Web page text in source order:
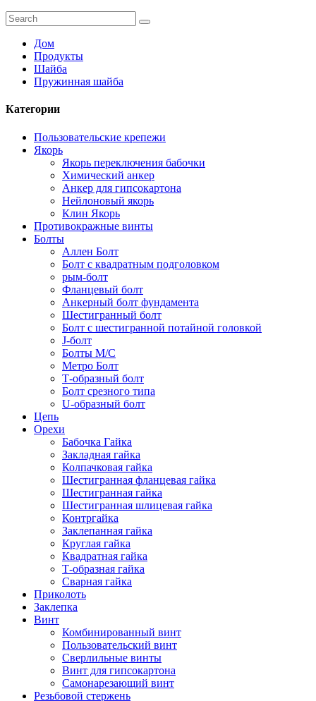
Дом
Продукты
Шайба
Пружинная шайба
Категории
Пользовательские крепежи
Якорь
Якорь переключения бабочки
Химический анкер
Анкер для гипсокартона
Нейлоновый якорь
Клин Якорь
Противокражные винты
Болты
Аллен Болт
Болт с квадратным подголовком
рым-болт
Фланцевый болт
Анкерный болт фундамента
Шестигранный болт
Болт с шестигранной потайной головкой
J-болт
Болты М/С
Метро Болт
Т-образный болт
Болт срезного типа
U-образный болт
Цепь
Орехи
Бабочка Гайка
Закладная гайка
Колпачковая гайка
Шестигранная фланцевая гайка
Шестигранная гайка
Шестигранная шлицевая гайка
Контргайка
Заклепанная гайка
Круглая гайка
Квадратная гайка
Т-образная гайка
Сварная гайка
Приколоть
Заклепка
Винт
Комбинированный винт
Пользовательский винт
Сверлильные винты
Винт для гипсокартона
Самонарезающий винт
Резьбовой стержень